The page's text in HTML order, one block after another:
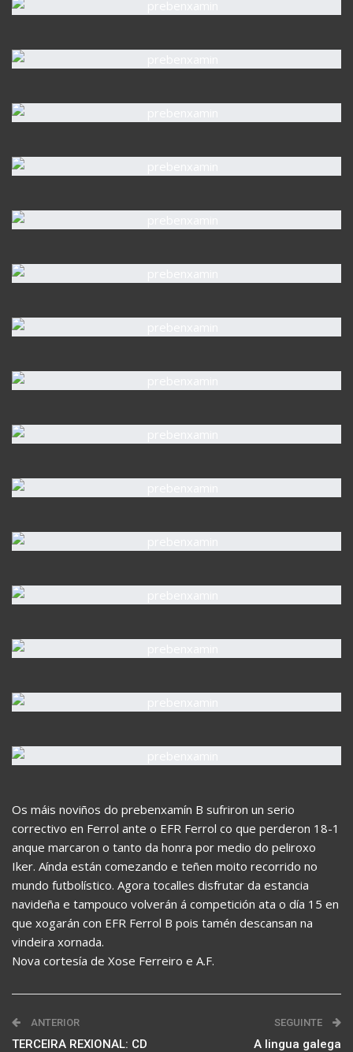
Os máis noviños do prebenxamín B sufriron un serio
correctivo en Ferrol ante o EFR Ferrol co que perderon 18-1
anque marcaron o tanto da honra por medio do peliroxo
Iker. Aínda están comezando e teñen moito recorrido no
mundo futbolístico. Agora tocalles disfrutar da estancia
navideña e tampouco volverán á competición ata o día 15 en
que xogarán con EFR Ferrol B pois tamén descansan na
vindeira xornada.
Nova cortesía de Xose Ferreiro e A.F.
ANTERIOR
TERCEIRA REXIONAL: CD
SEGUINTE
A lingua galega